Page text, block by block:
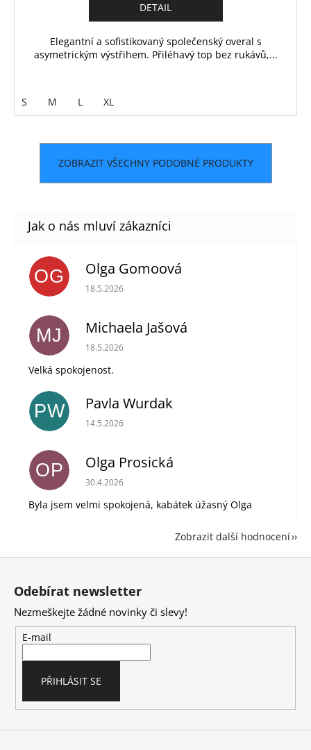
DETAIL
Elegantní a sofistikovaný společenský overal s
asymetrickým výstřihem. Přiléhavý top bez rukávů,...
S M L XL
ZOBRAZIT VŠECHNY PODOBNÉ PRODUKTY
OG Olga Gomoová
Hodnocení obchodu je 5 z 5 hvězdiček.
18.5.2026
MJ Michaela Jašová
Hodnocení obchodu je 5 z 5 hvězdiček.
18.5.2026
Velká spokojenost.
PW Pavla Wurdak
Hodnocení obchodu je 5 z 5 hvězdiček.
14.5.2026
OP Olga Prosická
Hodnocení obchodu je 5 z 5 hvězdiček.
30.4.2026
Byla jsem velmi spokojená, kabátek úžasný Olga
Zobrazit další hodnocení
Odebírat newsletter
Nezmeškejte žádné novinky či slevy!
E-mail
PŘIHLÁSIT SE